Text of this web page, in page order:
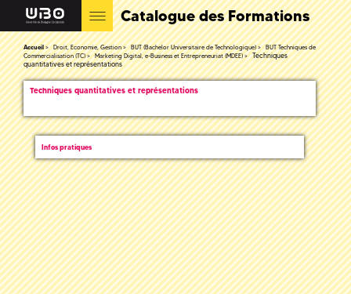
Catalogue des Formations
Accueil Droit, Economie, Gestion BUT (Bachelor Universitaire de Technologique)
BUT Techniques de
Commercialisation (TC)
Marketing Digital, e-Business et Entrepreneuriat (MDEE)
Techniques
quantitatives et représentations
Techniques quantitatives et représentations
Infos pratiques